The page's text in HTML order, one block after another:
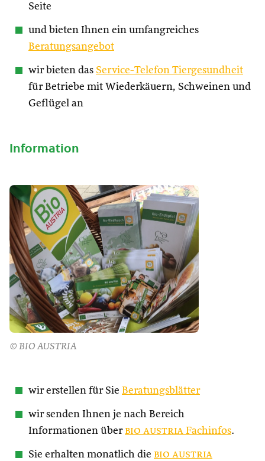
Seite
und bieten Ihnen ein umfangreiches
Beratungsangebot
wir bieten das Service-Telefon Tiergesundheit
für Betriebe mit Wiederkäuern, Schweinen und
Geflügel an
Information
© BIO AUSTRIA
wir erstellen für Sie Beratungsblätter
wir senden Ihnen je nach Bereich
Informationen über bio austria Fachinfos.
Sie erhalten monatlich die bio austria